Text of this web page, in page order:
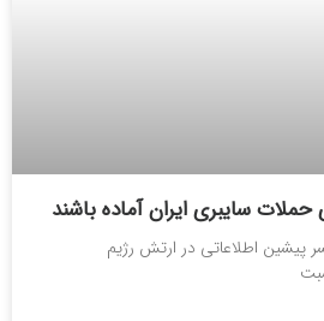
حملات سایبری ایران آماده باشند
پیشین اطلاعاتی در ارتش رژیم